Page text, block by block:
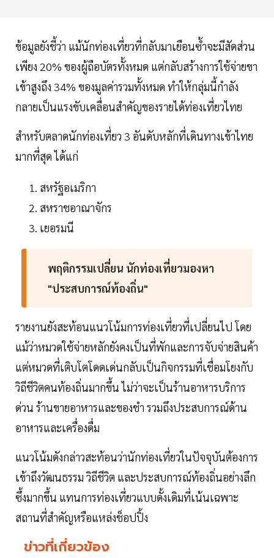
ข้อมูลยังชี้ว่า แม้นักท่องเที่ยวที่กลับมาเยือนซ้ำจะมีสัดส่วน
เพียง 20% ของผู้ถือบัตรทั้งหมด แต่กลับสร้างการใช้จ่ายขา
เข้าสูงถึง 34% ของมูลค่ารวมทั้งหมด ทำให้กลุ่มนี้กำลัง
กลายเป็นแรงขับเคลื่อนสำคัญของรายได้ท่องเที่ยวไทย
สำหรับตลาดนักท่องเที่ยว 3 อันดับหลักที่เดินทางเข้าไทย
มากที่สุด ได้แก่
สหรัฐอเมริกา
สหราชอาณาจักร
เยอรมนี
พฤติกรรมเปลี่ยน นักท่องเที่ยวมองหา
"ประสบการณ์ท้องถิ่น"
รายงานยังสะท้อนแนวโน้มการท่องเที่ยวที่เปลี่ยนไป โดย
แม้ว่าหมวดใช้จ่ายหลักยังคงเป็นที่พักและการจับจ่ายสินค้า
แต่หมวดที่เติบโตโดดเด่นกลับเป็นกิจกรรมที่เชื่อมโยงกับ
วิถีชีวิตคนท้องถิ่นมากขึ้น ไม่ว่าจะเป็นร้านอาหารบริการ
ด่วน ร้านขายอาหารและของชำ รวมถึงประสบการณ์ด้าน
อาหารและเครื่องดื่ม
แนวโน้มดังกล่าวสะท้อนว่านักท่องเที่ยวในปัจจุบันต้องการ
เข้าถึงวัฒนธรรม วิถีชีวิต และประสบการณ์ท้องถิ่นอย่างลึก
ซึ้งมากขึ้น แทนการท่องเที่ยวแบบดั้งเดิมที่เน้นเฉพาะ
สถานที่สำคัญหรือแหล่งช็อปปิ้ง
ข่าวที่เกี่ยวข้อง